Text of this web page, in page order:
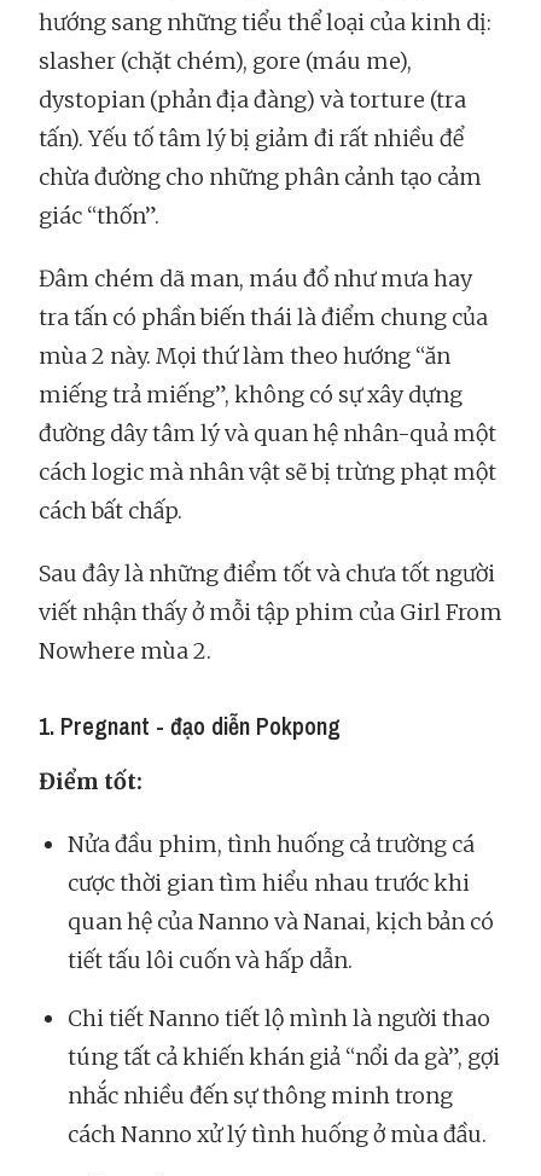
hướng sang những tiểu thể loại của kinh dị:
slasher (chặt chém), gore (máu me),
dystopian (phản địa đàng) và torture (tra
tấn). Yếu tố tâm lý bị giảm đi rất nhiều để
chừa đường cho những phân cảnh tạo cảm
giác “thốn”.
Đâm chém dã man, máu đổ như mưa hay
tra tấn có phần biến thái là điểm chung của
mùa 2 này. Mọi thứ làm theo hướng “ăn
miếng trả miếng”, không có sự xây dựng
đường dây tâm lý và quan hệ nhân-quả một
cách logic mà nhân vật sẽ bị trừng phạt một
cách bất chấp.
Sau đây là những điểm tốt và chưa tốt người
viết nhận thấy ở mỗi tập phim của Girl From
Nowhere mùa 2.
1. Pregnant - đạo diễn Pokpong
Điểm tốt:
Nửa đầu phim, tình huống cả trường cá
cược thời gian tìm hiểu nhau trước khi
quan hệ của Nanno và Nanai, kịch bản có
tiết tấu lôi cuốn và hấp dẫn.
Chi tiết Nanno tiết lộ mình là người thao
túng tất cả khiến khán giả “nổi da gà”, gợi
nhắc nhiều đến sự thông minh trong
cách Nanno xử lý tình huống ở mùa đầu.